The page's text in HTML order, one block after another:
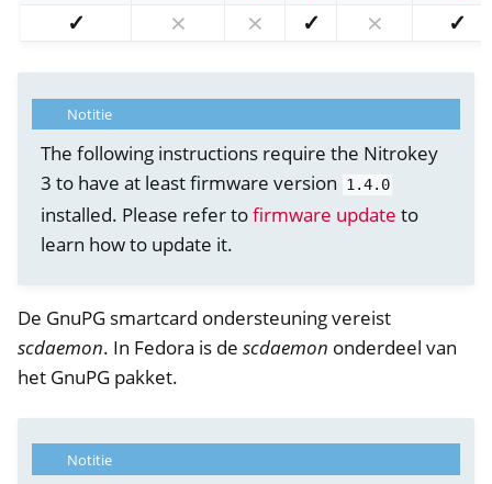
navigation of OpenVPN
✓ ⨯ ⨯ ✓ ⨯ ✓
Notitie
The following instructions require the Nitrokey
3 to have at least firmware version
1.4.0
installed. Please refer tofirmware update to
learn how to update it.
De GnuPG smartcard ondersteuning vereist
scdaemon. In Fedora is de scdaemon onderdeel van
het GnuPG pakket.
Notitie